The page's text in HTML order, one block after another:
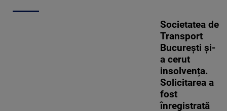
Societatea de
Transport
București și-
a cerut
insolvența.
Solicitarea a
fost
înregistrată